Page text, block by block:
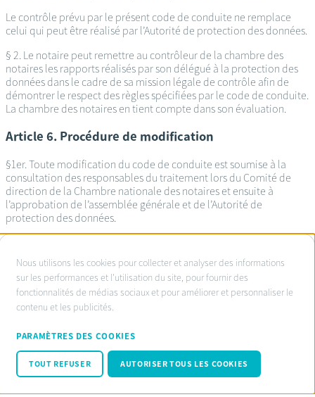
Le contrôle prévu par le présent code de conduite ne remplace
celui qui peut être réalisé par l’Autorité de protection des données.
§ 2. Le notaire peut remettre au contrôleur de la chambre des
notaires les rapports réalisés par son délégué à la protection des
données dans le cadre de sa mission légale de contrôle afin de
démontrer le respect des règles spécifiées par le code de conduite.
La chambre des notaires en tient compte dans son évaluation.
Article 6. Procédure de modification
§1er. Toute modification du code de conduite est soumise à la
consultation des responsables du traitement lors du Comité de
direction de la Chambre nationale des notaires et ensuite à
l’approbation de l’assemblée générale et de l’Autorité de
protection des données.
Service d’ombudsman agréé:
www.ombudsnotaire.be
Privacy Policy notaire.be
Cookie policy
Code de conduite RGPD
© Fednot 2026
À
propos
des
cookies
sur
ce
site
Nous utilisons les cookies pour collecter et analyser des informations
sur les performances et l'utilisation du site, pour fournir des
fonctionnalités de médias sociaux et pour améliorer et personnaliser le
contenu et les publicités.
PARAMÈTRES DES COOKIES
TOUT REFUSER AUTORISER TOUS LES COOKIES